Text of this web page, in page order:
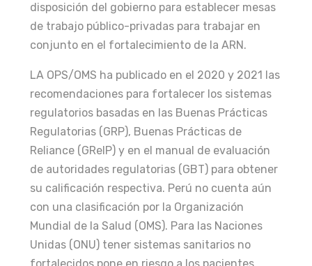
disposición del gobierno para establecer mesas
de trabajo público-privadas para trabajar en
conjunto en el fortalecimiento de la ARN.
LA OPS/OMS ha publicado en el 2020 y 2021 las
recomendaciones para fortalecer los sistemas
regulatorios basadas en las Buenas Prácticas
Regulatorias (GRP), Buenas Prácticas de
Reliance (GRelP) y en el manual de evaluación
de autoridades regulatorias (GBT) para obtener
su calificación respectiva. Perú no cuenta aún
con una clasificación por la Organización
Mundial de la Salud (OMS). Para las Naciones
Unidas (ONU) tener sistemas sanitarios no